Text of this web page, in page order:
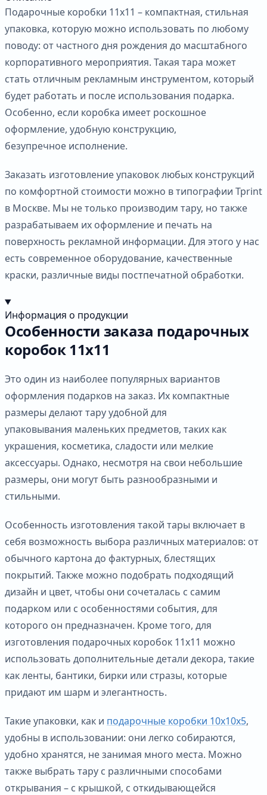
Подарочные коробки 11х11 – компактная, стильная
упаковка, которую можно использовать по любому
поводу: от частного дня рождения до масштабного
корпоративного мероприятия. Такая тара может
стать отличным рекламным инструментом, который
будет работать и после использования подарка.
Особенно, если коробка имеет роскошное
оформление, удобную конструкцию,
безупречное исполнение.
Заказать изготовление упаковок любых конструкций
по комфортной стоимости можно в типографии Tprint
в Москве. Мы не только производим тару, но также
разрабатываем их оформление и печать на
поверхность рекламной информации. Для этого у нас
есть современное оборудование, качественные
краски, различные виды постпечатной обработки.
Информация о продукции
Особенности заказа подарочных
коробок 11х11
Это один из наиболее популярных вариантов
оформления подарков на заказ. Их компактные
размеры делают тару удобной для
упаковывания маленьких предметов, таких как
украшения, косметика, сладости или мелкие
аксессуары. Однако, несмотря на свои небольшие
размеры, они могут быть разнообразными и
стильными.
Особенность изготовления такой тары включает в
себя возможность выбора различных материалов: от
обычного картона до фактурных, блестящих
покрытий. Также можно подобрать подходящий
дизайн и цвет, чтобы они сочеталась с самим
подарком или с особенностями события, для
которого он предназначен. Кроме того, для
изготовления подарочных коробок 11х11 можно
использовать дополнительные детали декора, такие
как ленты, бантики, бирки или стразы, которые
придают им шарм и элегантность.
Такие упаковки, как и подарочные коробки 10х10х5,
удобны в использовании: они легко собираются,
удобно хранятся, не занимая много места. Можно
также выбрать тару с различными способами
открывания – с крышкой, с откидывающейся